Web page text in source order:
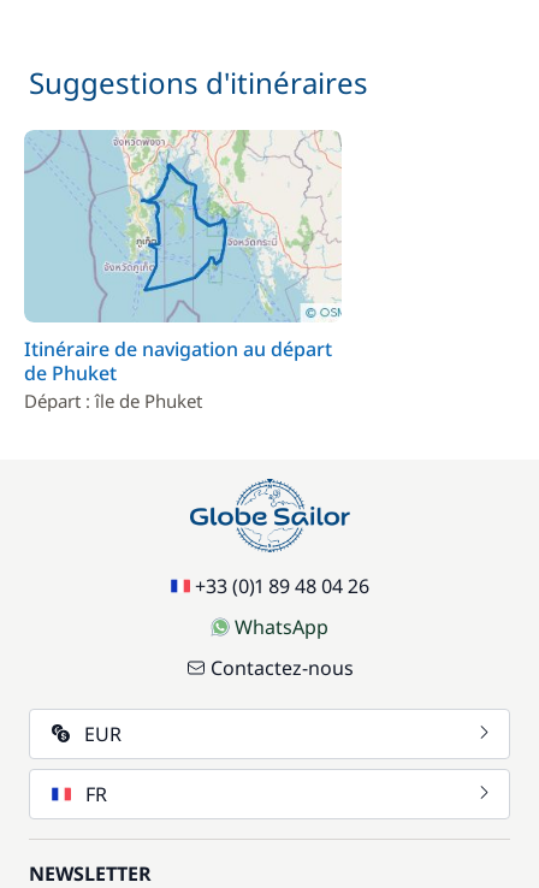
Suggestions d'itinéraires
Itinéraire de navigation au départ
de Phuket
Départ : île de Phuket
+33 (0)1 89 48 04 26
WhatsApp
Contactez-nous
EUR
FR
NEWSLETTER